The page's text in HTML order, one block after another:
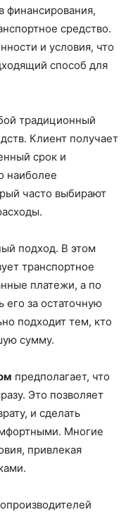
финансирования,
средство.
и условия, что
способ для
традиционный
Клиент получает
срок и
наиболее
часто выбирают
подход. В этом
транспортное
платежи, а по
его за остаточную
подходит тем, кто
сумму.
предполагает, что
Это позволяет
и сделать
Многие
привлекая